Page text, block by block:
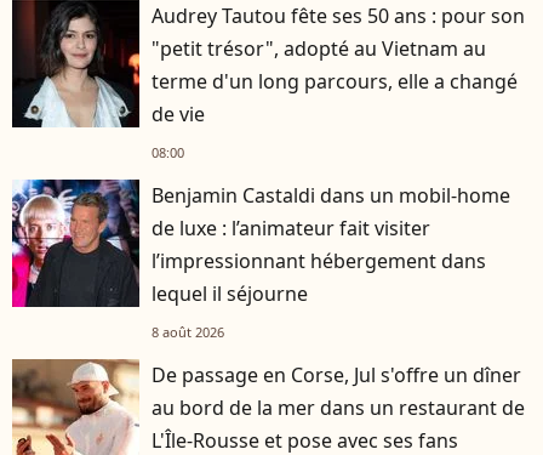
Audrey Tautou fête ses 50 ans : pour son
"petit trésor", adopté au Vietnam au
terme d'un long parcours, elle a changé
de vie
08:00
Benjamin Castaldi dans un mobil-home
de luxe : l’animateur fait visiter
l’impressionnant hébergement dans
lequel il séjourne
8 août 2026
De passage en Corse, Jul s'offre un dîner
au bord de la mer dans un restaurant de
L'Île-Rousse et pose avec ses fans